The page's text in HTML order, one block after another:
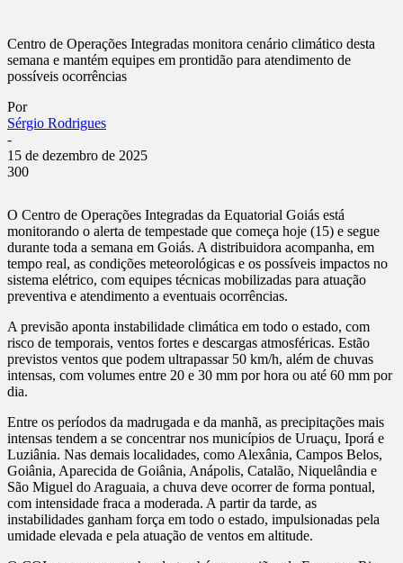
Centro de Operações Integradas monitora cenário climático desta
semana e mantém equipes em prontidão para atendimento de
possíveis ocorrências
Por
Sérgio Rodrigues
-
15 de dezembro de 2025
300
O Centro de Operações Integradas da Equatorial Goiás está
monitorando o alerta de tempestade que começa hoje (15) e segue
durante toda a semana em Goiás. A distribuidora acompanha, em
tempo real, as condições meteorológicas e os possíveis impactos no
sistema elétrico, com equipes técnicas mobilizadas para atuação
preventiva e atendimento a eventuais ocorrências.
A previsão aponta instabilidade climática em todo o estado, com
risco de temporais, ventos fortes e descargas atmosféricas. Estão
previstos ventos que podem ultrapassar 50 km/h, além de chuvas
intensas, com volumes entre 20 e 30 mm por hora ou até 60 mm por
dia.
Entre os períodos da madrugada e da manhã, as precipitações mais
intensas tendem a se concentrar nos municípios de Uruaçu, Iporá e
Luziânia. Nas demais localidades, como Alexânia, Campos Belos,
Goiânia, Aparecida de Goiânia, Anápolis, Catalão, Niquelândia e
São Miguel do Araguaia, a chuva deve ocorrer de forma pontual,
com intensidade fraca a moderada. A partir da tarde, as
instabilidades ganham força em todo o estado, impulsionadas pela
umidade elevada e pela atuação de ventos em altitude.